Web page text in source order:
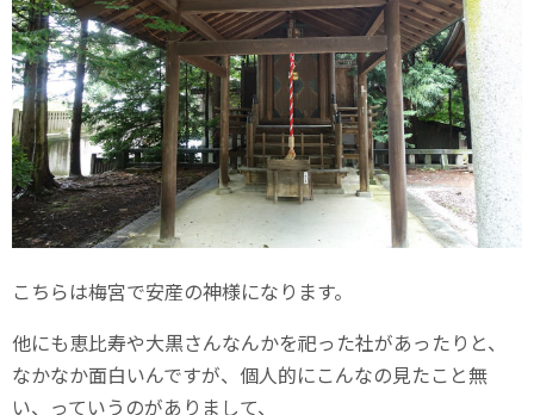
こちらは梅宮で安産の神様になります。
他にも恵比寿や大黒さんなんかを祀った社があったりと、
なかなか面白いんですが、個人的にこんなの見たこと無
い、っていうのがありまして、